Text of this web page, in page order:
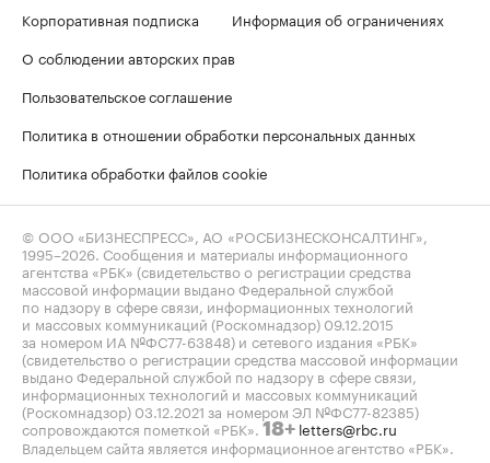
Корпоративная подписка
Информация об ограничениях
О соблюдении авторских прав
Пользовательское соглашение
Политика в отношении обработки персональных данных
Политика обработки файлов cookie
© ООО «БИЗНЕСПРЕСС», АО «РОСБИЗНЕСКОНСАЛТИНГ»,
1995–2026 . Сообщения и материалы информационного
агентства «РБК» (свидетельство о регистрации средства
массовой информации выдано Федеральной службой
по надзору в сфере связи, информационных технологий
и массовых коммуникаций (Роскомнадзор) 09.12.2015
за номером ИА №ФС77-63848) и сетевого издания «РБК»
(свидетельство о регистрации средства массовой информации
выдано Федеральной службой по надзору в сфере связи,
информационных технологий и массовых коммуникаций
(Роскомнадзор) 03.12.2021 за номером ЭЛ №ФС77-82385)
сопровождаются пометкой «РБК». 18+ letters@rbc.ru
Владельцем сайта является информационное агентство «РБК».